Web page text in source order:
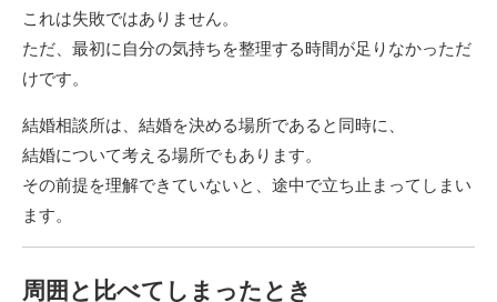
これは失敗ではありません。
ただ、最初に自分の気持ちを整理する時間が足りなかっただ
けです。
結婚相談所は、結婚を決める場所であると同時に、
結婚について考える場所でもあります。
その前提を理解できていないと、途中で立ち止まってしまい
ます。
周囲と比べてしまったとき